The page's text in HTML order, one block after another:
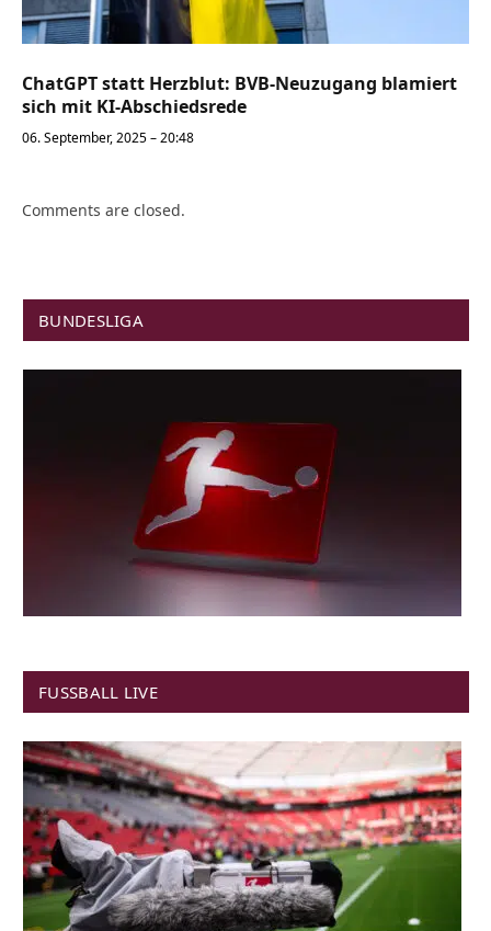
ChatGPT statt Herzblut: BVB-Neuzugang blamiert
sich mit KI-Abschiedsrede
06. September, 2025 – 20:48
Comments are closed.
BUNDESLIGA
FUSSBALL LIVE